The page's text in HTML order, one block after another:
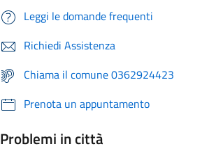
Leggi le domande frequenti
Richiedi Assistenza
Chiama il comune 0362924423
Prenota un appuntamento
Problemi in città